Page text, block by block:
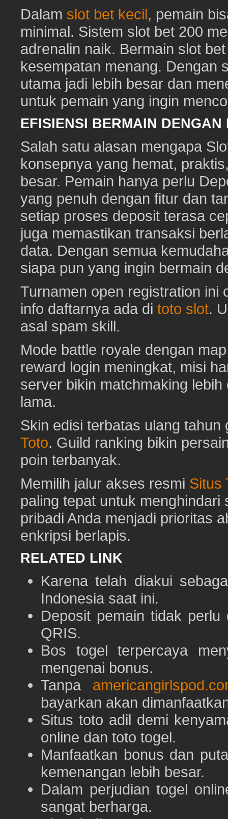
Dalam slot bet kecil, pemain
minimal. Sistem slot bet 200
adrenalin naik. Bermain slot
kesempatan menang. Dengan
utama jadi lebih besar dan
untuk pemain yang ingin
EFISIENSI BERMAIN
Salah satu alasan mengapa
konsepnya yang hemat,
besar. Pemain hanya perlu
yang penuh dengan fitur dan
setiap proses deposit terasa
juga memastikan transaksi
data. Dengan semua
siapa pun yang ingin bermain
Turnamen open registration ini
info daftarnya ada di toto slot.
asal spam skill.
Mode battle royale dengan
reward login meningkat, misi
server bikin matchmaking
lama.
Skin edisi terbatas ulang
Toto. Guild ranking bikin
poin terbanyak.
Memilih jalur akses resmi Situs
paling tepat untuk
pribadi Anda menjadi prioritas
enkripsi berlapis.
RELATED LINK
Karena telah diakui
Indonesia saat ini.
Deposit pemain tidak
QRIS.
Bos togel terpercaya
mengenai bonus.
Tanpa
bayarkan akan
Situs toto adil demi
online dan toto togel.
Manfaatkan bonus dan
kemenangan lebih besar.
Dalam perjudian togel
sangat berharga.